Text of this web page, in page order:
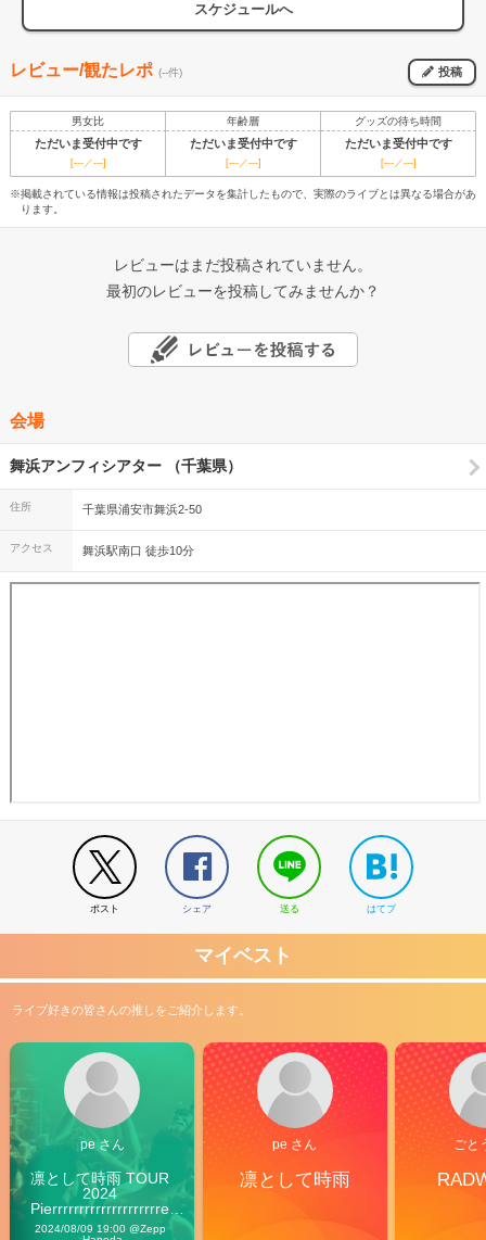
スケジュールへ
レビュー/観たレポ (--件) 投稿
男女比 年齢層 グッズの待ち時間
ただいま受付中です ただいま受付中です ただいま受付中です
[---／---] [---／---] [---／---]
※掲載されている情報は投稿されたデータを集計したもので、実際のライブとは異なる場合があ
ります。
レビューはまだ投稿されていません。
最初のレビューを投稿してみませんか？
会場
舞浜アンフィシアター （千葉県）
住所 千葉県浦安市舞浜2-50
アクセス 舞浜駅南口 徒歩10分
ポスト シェア 送る はてブ
マイベスト
ライブ好きの皆さんの推しをご紹介します。
pe さん
凛として時雨 TOUR
2024
Pierrrrrrrrrrrrrrrrrrrre
Vibes
2024/08/09 19:00 @Zepp
pe さん
凛として時雨
ごと